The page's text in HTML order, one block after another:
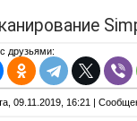
друзьями:
09.11.2019, 16:21 |